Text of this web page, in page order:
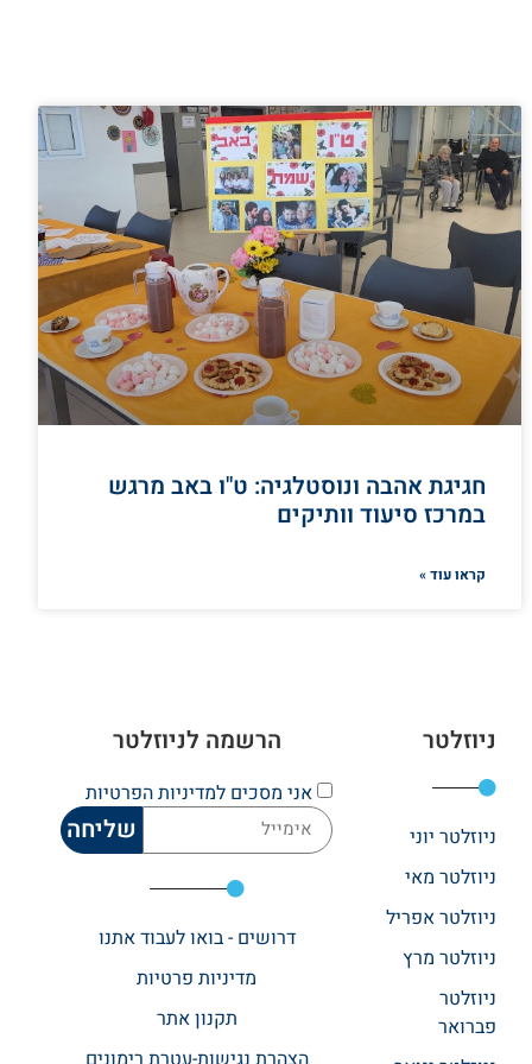
חגיגת אהבה ונוסטלגיה: ט"ו באב מרגש
במרכז סיעוד וותיקים
קראו עוד »
ניוזלטר
ניוזלטר יוני
ניוזלטר מאי
ניוזלטר אפריל
ניוזלטר מרץ
ניוזלטר
פברואר
הרשמה לניוזלטר
אני מסכים למדיניות הפרטיות
שליחה
דרושים - בואו לעבוד אתנו
מדיניות פרטיות
תקנון אתר​